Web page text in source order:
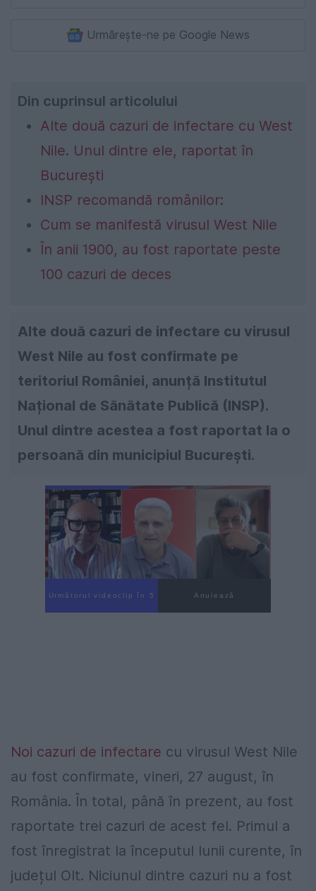
Urmărește-ne pe Google News
Din cuprinsul articolului
Alte două cazuri de infectare cu West
Nile. Unul dintre ele, raportat în
București
INSP recomandă românilor:
Cum se manifestă virusul West Nile
În anii 1900, au fost raportate peste
100 cazuri de deces
Alte două cazuri de infectare cu virusul
West Nile au fost confirmate pe
teritoriul României, anunță Institutul
Național de Sănătate Publică (INSP).
Unul dintre acestea a fost raportat la o
persoană din municipiul București.
Următorul videoclip în 3 Anulează
Noi cazuri de infectare cu virusul West Nile
au fost confirmate, vineri, 27 august, în
România. În total, până în prezent, au fost
raportate trei cazuri de acest fel. Primul a
fost înregistrat la începutul lunii curente, în
județul Olt. Niciunul dintre cazuri nu a fost